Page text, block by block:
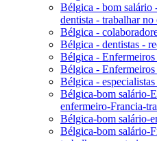
Bélgica - bom salário
dentista - trabalhar no
Bélgica -
Bélgica - dentistas -
Bélgica - Enfermeiros
Bélgica -
Bélgica -
Bélgica-bom salário-
enfermeiro-Francia-
Bélgica-bom salário-
Bélgica-bom salário-